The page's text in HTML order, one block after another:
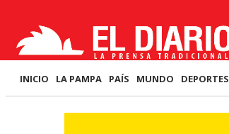
INICIO LA PAMPA PAÍS MUNDO DEPORTES